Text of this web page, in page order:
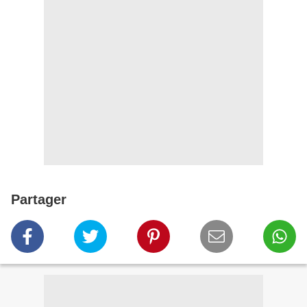
Partager